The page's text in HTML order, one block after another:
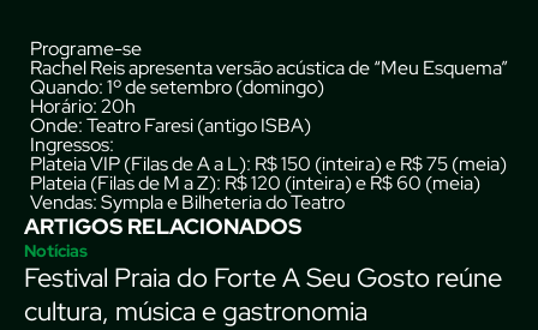
Programe-se
Rachel Reis apresenta versão acústica de “Meu Esquema”
Quando: 1º de setembro (domingo)
Horário: 20h
Onde: Teatro Faresi (antigo ISBA)
Ingressos:
Plateia VIP (Filas de A a L): R$ 150 (inteira) e R$ 75 (meia)
Plateia (Filas de M a Z): R$ 120 (inteira) e R$ 60 (meia)
Vendas:Symplae Bilheteria do Teatro
ARTIGOS RELACIONADOS
Notícias
Festival Praia do Forte A Seu Gosto reúne
cultura, música e gastronomia